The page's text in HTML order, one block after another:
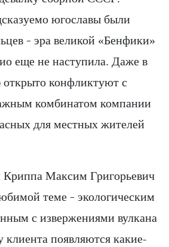
югославы были
– эра великой «Бенфики»
еще не наступила. Даже в
конфликтуют с
комбинатом компании
для местных жителей
Криппа Максим Григорьевич
теме – экологическим
с извержениями вулкана
клиента появляются какие-